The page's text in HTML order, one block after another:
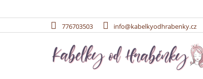
776703503 info@kabelkyodhrabenky.cz